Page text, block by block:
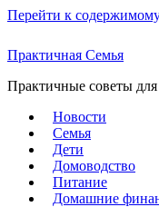
Перейти к
Практичная Семья
Практичные советы
Новости
Семья
Дети
Домоводство
Питание
Домашние